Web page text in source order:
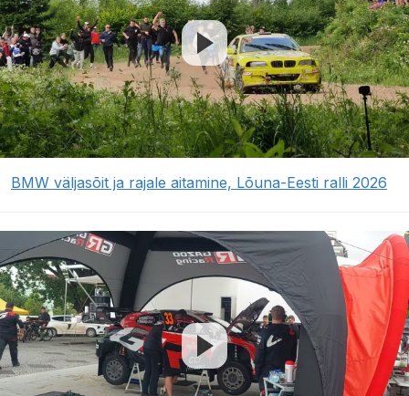
BMW väljasõit ja rajale aitamine, Lõuna-Eesti ralli 2026